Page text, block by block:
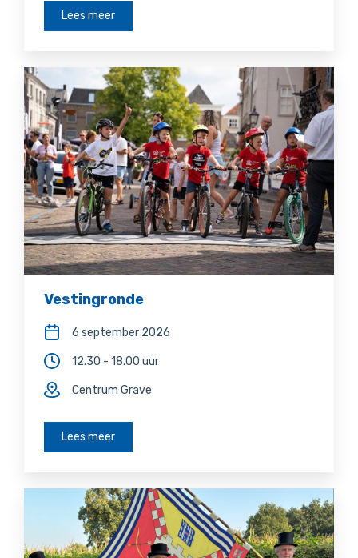
Lees meer
Vestingronde
6 september 2026
12.30 - 18.00 uur
Centrum Grave
Lees meer